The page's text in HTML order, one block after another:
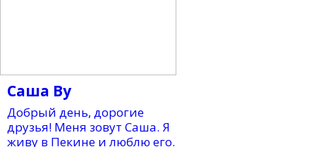
Саша Ву
Добрый день, дорогие
друзья! Меня зовут Саша. Я
живу в Пекине и люблю его.